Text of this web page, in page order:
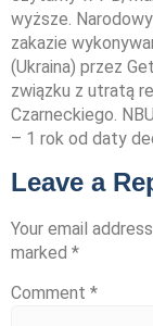
wyższe.
zakazie
(Ukraina) przez
związku z utratą
Czarneckiego.
– 1 rok od daty
Leave a
Your email
marked *
Comment *